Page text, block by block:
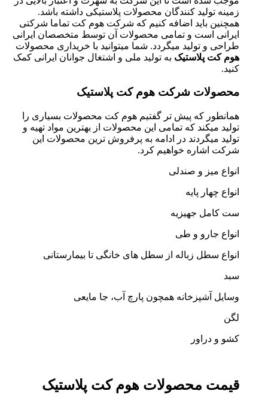
زمینه تولید کنندگان محصولات پلاستیکی داشته باشد.
همچنین باید اضافه کنیم که شرکت هوم کت تماما شرکتی
ایرانی است و تمامی محصولات آن توسط متخصصان ایرانی
طراحی و تولید میگردد. شما میتوانید با خریداری محصولات
هوم کت پلاستیک به تولید ملی و اشتغال جوانان ایرانی کمک
کنید.
محصولات شرکت هوم کت پلاستیک
همانطور که پیش تر گفتیم هوم کت محصولات بسیاری را
تولید میکند که تمامی این محصولات از بهترین مواد تهیه و
تولید میگردند در ادامه به پرفروش ترین محصولات این
شرکت اشاره خواهیم کرد.
انواع میز و صندلی
انواع چهار پایه
ست کامل جهیزیه
انواع جارو و طی
انواع سطل زباله از سطل های خانگی تا بیمارستانی
سبد
وسایل آشپزخانه همچون پارچ آب، جا مایعی
لگن
کشو و دراور
قیمت محصولات هوم کت پلاستیک